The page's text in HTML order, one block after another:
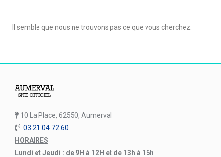
Il semble que nous ne trouvons pas ce que vous cherchez.
10 La Place, 62550, Aumerval
03 21 04 72 60
HORAIRES
Lundi et Jeudi : de 9H à 12H et de 13h à 16h